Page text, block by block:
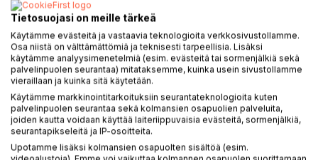
LISÄÄ OSTOSKORIIN
Lisää muistilistalle
Arvostele tuote
Tietosuojasi on meille tärkeä
Käytämme evästeitä ja vastaavia teknologioita verkkosivustollamme.
Osa niistä on välttämättömiä ja teknisesti tarpeellisia. Lisäksi
käytämme analyysimenetelmiä (esim. evästeitä tai sormenjälkiä sekä
palvelinpuolen seurantaa) mitataksemme, kuinka usein sivustollamme
vieraillaan ja kuinka sitä käytetään.
Käytämme markkinointitarkoituksiin seurantateknologioita kuten
palvelinpuolen seurantaa sekä kolmansien osapuolien palveluita,
joiden kautta voidaan käyttää laiteriippuvaisia evästeitä, sormenjälkiä,
seurantapikseleitä ja IP-osoitteita.
Upotamme lisäksi kolmansien osapuolten sisältöä (esim.